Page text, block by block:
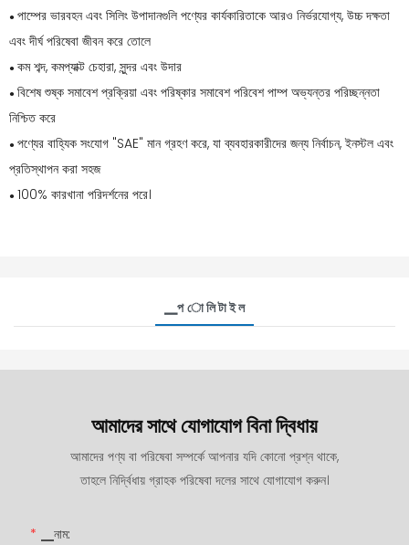
● পাম্পের ভারবহন এবং সিলিং উপাদানগুলি পণ্যের কার্যকারিতাকে আরও নির্ভরযোগ্য, উচ্চ দক্ষতা
এবং দীর্ঘ পরিষেবা জীবন করে তোলে
● কম শব্দ, কমপ্যাক্ট চেহারা, সুন্দর এবং উদার
● বিশেষ শুষ্ক সমাবেশ প্রক্রিয়া এবং পরিষ্কার সমাবেশ পরিবেশ পাম্প অভ্যন্তর পরিচ্ছন্নতা
নিশ্চিত করে
● পণ্যের বাহ্যিক সংযোগ "SAE" মান গ্রহণ করে, যা ব্যবহারকারীদের জন্য নির্বাচন, ইনস্টল এবং
প্রতিস্থাপন করা সহজ
● 100% কারখানা পরিদর্শনের পরে।
▁প ো লি টা ই ল
আমাদের সাথে যোগাযোগ বিনা দ্বিধায়
আমাদের পণ্য বা পরিষেবা সম্পর্কে আপনার যদি কোনো প্রশ্ন থাকে,
তাহলে নির্দ্বিধায় গ্রাহক পরিষেবা দলের সাথে যোগাযোগ করুন।
▁নাম: